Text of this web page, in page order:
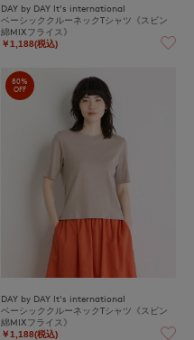
DAY by DAY It's international
ベーシッククルーネックTシャツ《スビン
綿MIXフライス》
￥1,188(税込)
80%
OFF
DAY by DAY It's international
ベーシッククルーネックTシャツ《スビン
綿MIXフライス》
￥1,188(税込)